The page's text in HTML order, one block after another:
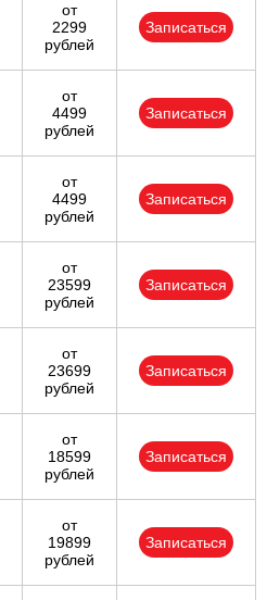
от
2299
рублей
Записаться
от
4499
рублей
Записаться
от
4499
рублей
Записаться
от
23599
рублей
Записаться
от
23699
рублей
Записаться
от
18599
рублей
Записаться
от
19899
рублей
Записаться